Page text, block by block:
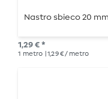
Nastro sbieco 20
1,29 € *
1 metro | 1,29 € / metro